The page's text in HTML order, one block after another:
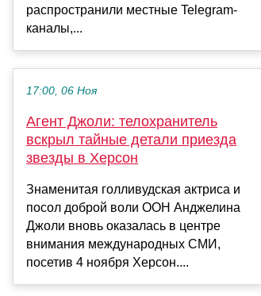
распространили местные Telegram-
каналы,...
17:00, 06 Ноя
Агент Джоли: телохранитель
вскрыл тайные детали приезда
звезды в Херсон
Знаменитая голливудская актриса и
посол доброй воли ООН Анджелина
Джоли вновь оказалась в центре
внимания международных СМИ,
посетив 4 ноября Херсон....